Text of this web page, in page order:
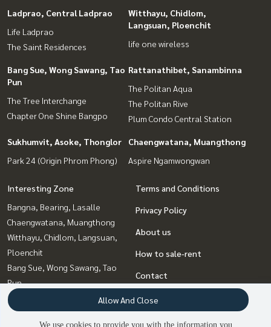
Ladprao, Central Ladprao
Life Ladprao
The Saint Residences
Witthayu, Chidlom,
Langsuan, Ploenchit
life one wireless
Bang Sue, Wong Sawang, Tao
Pun
The Tree Interchange
Chapter One Shine Bangpo
Rattanathibet, Sanambinna
The Politan Aqua
The Politan Rive
Plum Condo Central Station
Sukhumvit, Asoke, Thonglor
Park 24 (Origin Phrom Phong)
Chaengwatana, Muangthong
Aspire Ngamwongwan
Interesting Zone
Bangna, Bearing, Lasalle
Chaengwatana, Muangthong
Witthayu, Chidlom, Langsuan,
Ploenchit
Bang Sue, Wong Sawang, Tao
Pun
Rama9, Petchburi, RCA
Ladprao, Central Ladprao
Terms and Conditions
Privacy Policy
About us
How to sale-rent
Contact
We use cookies to provide you with the information you
Allow And Close